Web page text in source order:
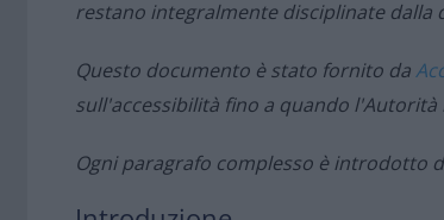
restano integralmente disciplinate dalla
Questo documento è stato fornito da
sull'accessibilità fino a quando
Ogni paragrafo complesso è introdotto